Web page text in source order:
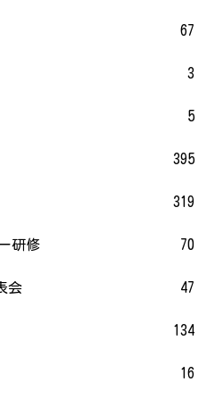
67
3
5
395
319
研修 70
会 47
134
16